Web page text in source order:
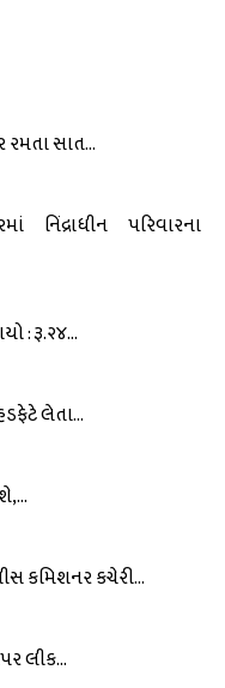
રમતા સાત...
પરિવારના
: રૂ.૨૪...
લેતા...
કમિશનર કચેરી...
લીક...